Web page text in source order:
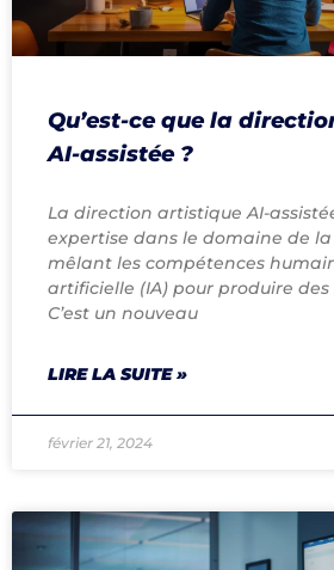
Qu’est-ce que la
AI-assistée ?
La direction artistique AI-
expertise dans le domaine de
mêlant les compétences
artificielle (IA) pour produire
C’est un nouveau
LIRE LA SUITE »
février 21, 2024